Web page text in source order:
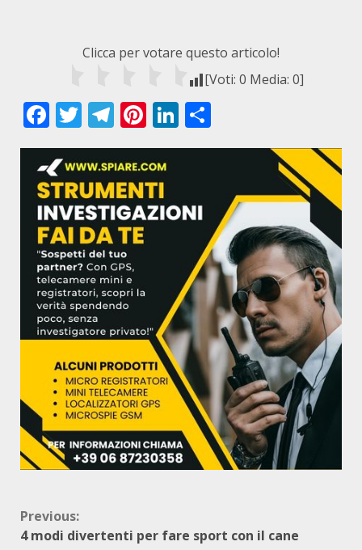
Clicca per votare questo articolo!
[Voti: 0 Media: 0]
Facebook
Twitter
Telegram
Pinterest
LinkedIn
Continue
Previous:
4 modi divertenti per fare sport con il cane